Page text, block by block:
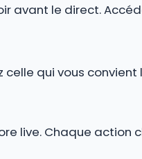
avant le direct.
qui vous convient
live. Chaque action